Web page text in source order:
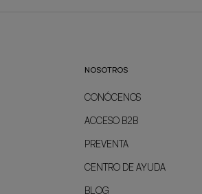
NOSOTROS
CONÓCENOS
ACCESO B2B
PREVENTA
CENTRO DE AYUDA
BLOG